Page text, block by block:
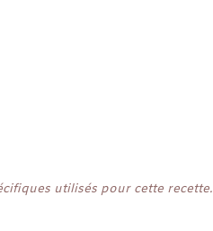
utilisés pour cette recette.